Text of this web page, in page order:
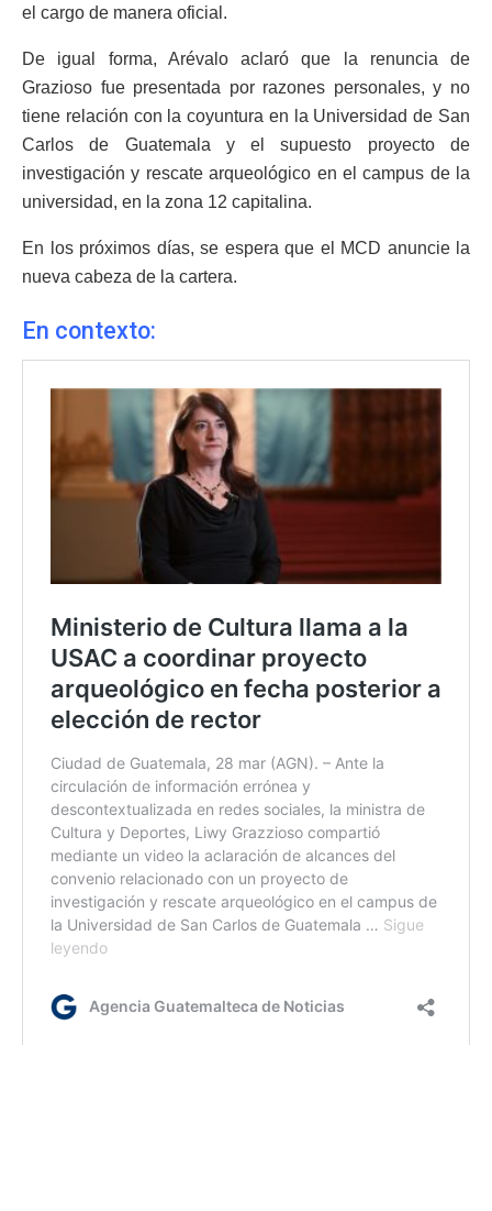
el cargo de manera oficial.
De igual forma, Arévalo aclaró que la renuncia de
Grazioso fue presentada por razones personales, y no
tiene relación con la coyuntura en la Universidad de San
Carlos de Guatemala y el supuesto proyecto de
investigación y rescate arqueológico en el campus de la
universidad, en la zona 12 capitalina.
En los próximos días, se espera que el MCD anuncie la
nueva cabeza de la cartera.
En contexto: